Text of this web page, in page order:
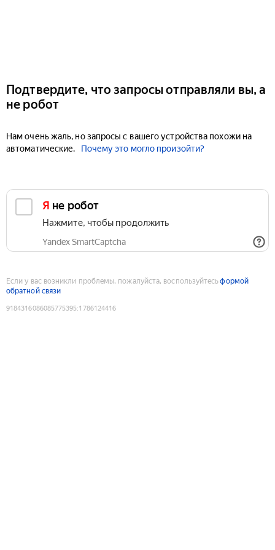
Подтвердите, что запросы отправляли вы, а
не робот
Нам очень жаль, но запросы с вашего устройства похожи на
автоматические.
Почему это могло произойти?
Я не робот
Нажмите, чтобы продолжить
Yandex SmartCaptcha
Если у вас возникли проблемы, пожалуйста, воспользуйтесьформой
обратной связи
9184316086085775395:1786124416